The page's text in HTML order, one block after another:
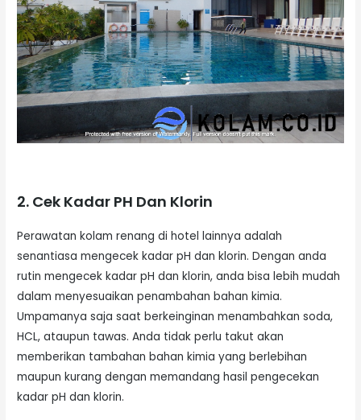
2. Cek Kadar PH Dan Klorin
Perawatan kolam renang di hotel lainnya adalah
senantiasa mengecek kadar pH dan klorin. Dengan anda
rutin mengecek kadar pH dan klorin, anda bisa lebih mudah
dalam menyesuaikan penambahan bahan kimia.
Umpamanya saja saat berkeinginan menambahkan soda,
HCL, ataupun tawas. Anda tidak perlu takut akan
memberikan tambahan bahan kimia yang berlebihan
maupun kurang dengan memandang hasil pengecekan
kadar pH dan klorin.